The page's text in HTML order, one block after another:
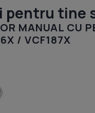
pentru tine
MANUAL CU
/ VCF187X